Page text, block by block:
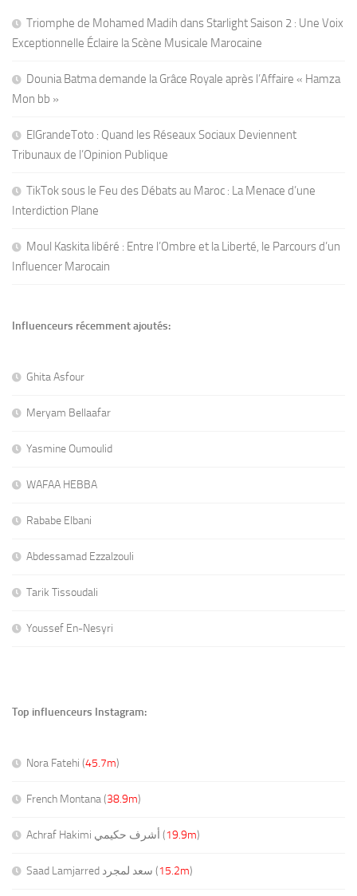
Triomphe de Mohamed Madih dans Starlight Saison 2 : Une Voix
Exceptionnelle Éclaire la Scène Musicale Marocaine
Dounia Batma demande la Grâce Royale après l’Affaire « Hamza
Mon bb »
ElGrandeToto : Quand les Réseaux Sociaux Deviennent
Tribunaux de l’Opinion Publique
TikTok sous le Feu des Débats au Maroc : La Menace d’une
Interdiction Plane
Moul Kaskita libéré : Entre l’Ombre et la Liberté, le Parcours d’un
Influencer Marocain
Influenceurs récemment ajoutés:
Ghita Asfour
Meryam Bellaafar
Yasmine Oumoulid
WAFAA HEBBA
Rababe Elbani
Abdessamad Ezzalzouli
Tarik Tissoudali
Youssef En-Nesyri
Top influenceurs Instagram:
Nora Fatehi (45.7m)
French Montana (38.9m)
Achraf Hakimi أشرف حكيمي ( 19.9m)
Saad Lamjarred سعد لمجرد ( 15.2m)